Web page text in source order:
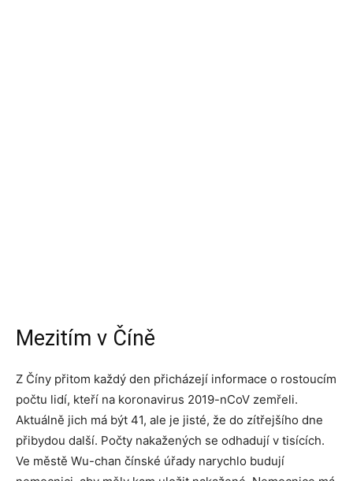
Mezitím v Číně
Z Číny přitom každý den přicházejí informace o rostoucím
počtu lidí, kteří na koronavirus 2019-nCoV zemřeli.
Aktuálně jich má být 41, ale je jisté, že do zítřejšího dne
přibydou další. Počty nakažených se odhadují v tisících.
Ve městě Wu-chan čínské úřady narychlo budují